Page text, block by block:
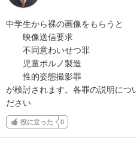
中学生から裸の画像をもらうと
映像送信要求
不同意わいせつ罪
児童ポルノ製造
性的姿態撮影罪
が検討されます。各罪の説明につ
ださい
役に立った 0